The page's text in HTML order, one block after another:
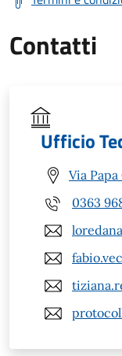
Contatti
Ufficio
Via
0363